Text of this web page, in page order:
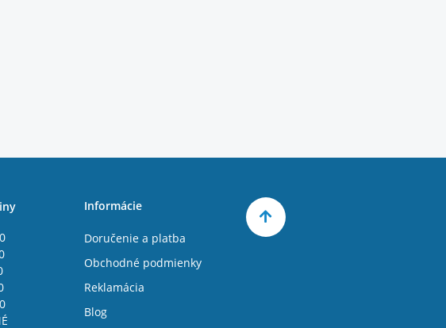
Informácie
Doručenie a platba
Obchodné podmienky
Reklamácia
Blog